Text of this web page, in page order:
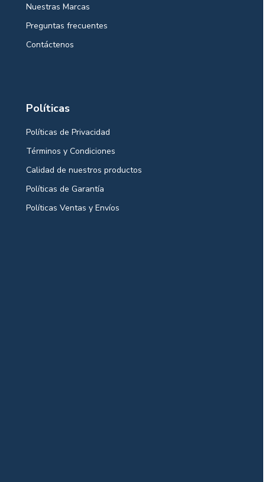
Nuestras Marcas
Preguntas frecuentes
Contáctenos
Políticas
Políticas de Privacidad
Términos y Condiciones
Calidad de nuestros productos
Políticas de Garantía
Políticas Ventas y Envíos